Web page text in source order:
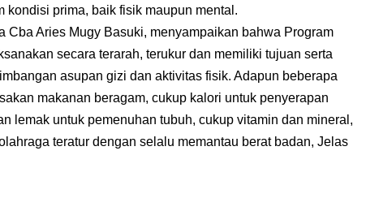
kondisi prima, baik fisik maupun mental.
Cba Aries Mugy Basuki, menyampaikan bahwa Program
secara terarah, terukur dan memiliki tujuan serta
asupan gizi dan aktivitas fisik. Adapun beberapa
makanan beragam, cukup kalori untuk penyerapan
lemak untuk pemenuhan tubuh, cukup vitamin dan mineral,
teratur dengan selalu memantau berat badan, Jelas